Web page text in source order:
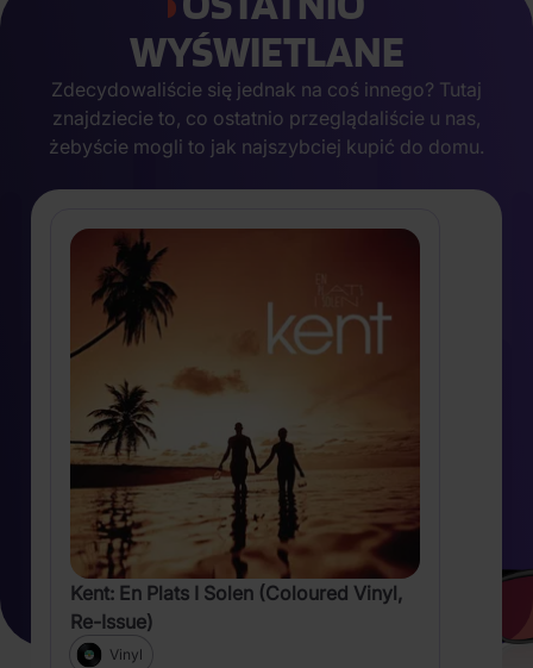
WYŚWIETLANE
Zdecydowaliście się jednak na coś innego? Tutaj
znajdziecie to, co ostatnio przeglądaliście u nas,
żebyście mogli to jak najszybciej kupić do domu.
Kent: En Plats I Solen (Coloured Vinyl,
Re-Issue)
Vinyl